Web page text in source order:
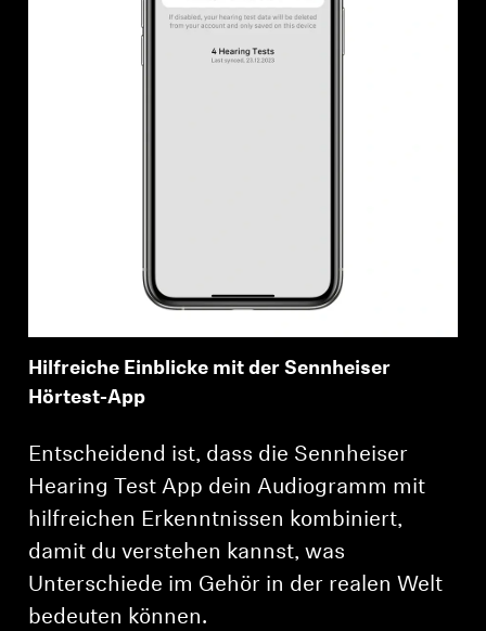
Hilfreiche Einblicke mit der Sennheiser
Hörtest-App
Entscheidend ist, dass die Sennheiser
Hearing Test App dein Audiogramm mit
hilfreichen Erkenntnissen kombiniert,
damit du verstehen kannst, was
Unterschiede im Gehör in der realen Welt
bedeuten können.